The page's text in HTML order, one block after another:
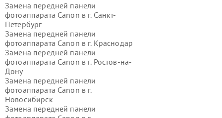
Замена передней панели
фотоаппарата Canon в г. Санкт-
Петербург
Замена передней панели
фотоаппарата Canon в г. Краснодар
Замена передней панели
фотоаппарата Canon в г. Ростов-на-
Дону
Замена передней панели
фотоаппарата Canon в г.
Новосибирск
Замена передней панели